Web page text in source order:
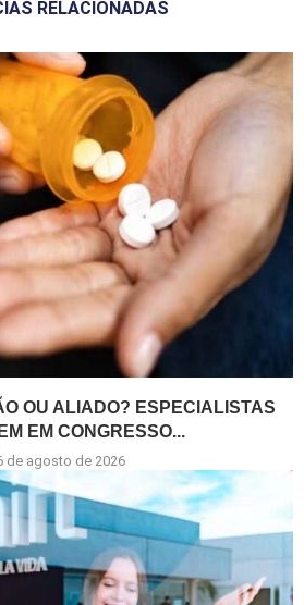
RELACIONADAS
OU ALIADO? ESPECIALISTAS
EM CONGRESSO...
de agosto de 2026